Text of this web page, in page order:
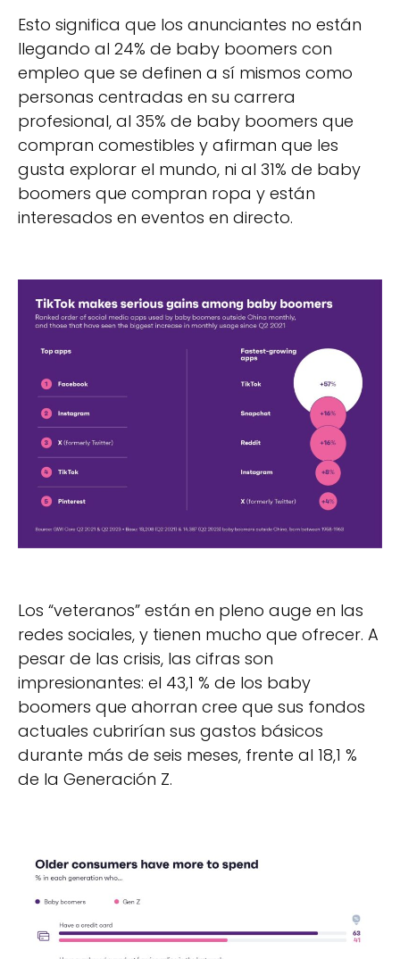
Esto significa que los anunciantes no están
llegando al 24% de baby boomers con
empleo que se definen a sí mismos como
personas centradas en su carrera
profesional, al 35% de baby boomers que
compran comestibles y afirman que les
gusta explorar el mundo, ni al 31% de baby
boomers que compran ropa y están
interesados en eventos en directo.
Los “veteranos” están en pleno auge en las
redes sociales, y tienen mucho que ofrecer. A
pesar de las crisis, las cifras son
impresionantes: el 43,1 % de los baby
boomers que ahorran cree que sus fondos
actuales cubrirían sus gastos básicos
durante más de seis meses, frente al 18,1 %
de la Generación Z.